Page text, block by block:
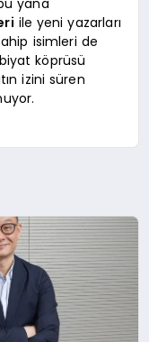
ile yeni yazarları
isimleri de
köprüsü
izini süren